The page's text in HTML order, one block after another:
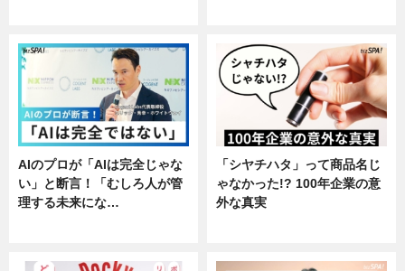
AIのプロが「AIは完全じゃな
い」と断言！「むしろ人が管
理する未来にな…
「シヤチハタ」って商品名じ
ゃなかった!? 100年企業の意
外な真実